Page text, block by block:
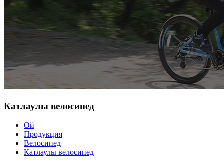
Катлаулы велосипед
Өй
Продукция
Велосипед
Катлаулы велосипед